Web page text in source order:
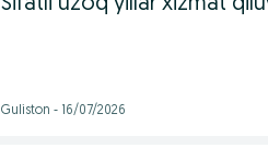
Sifatli uzoq yillar xizmat
Guliston - 16/07/2026